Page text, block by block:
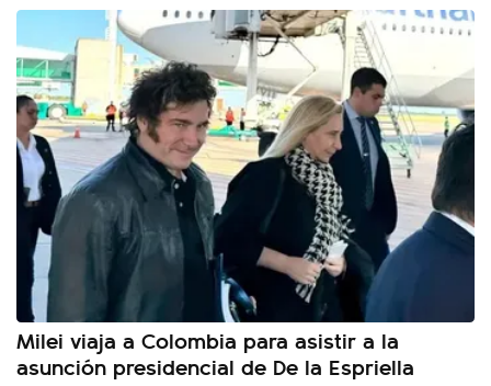
Milei viaja a Colombia para asistir a la
asunción presidencial de De la Espriella